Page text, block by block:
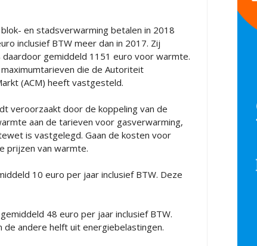
en stadsverwarming betalen in 2018
inclusief BTW meer dan in 2017. Zij
daardoor gemiddeld 1151 euro voor warmte.
die de Autoriteit
(ACM) heeft vastgesteld.
veroorzaakt door de koppeling van de
aan de tarieven voor gasverwarming,
is vastgelegd. Gaan de kosten voor
prijzen van warmte.
10 euro per jaar inclusief BTW. Deze
48 euro per jaar inclusief BTW.
andere helft uit energiebelastingen.